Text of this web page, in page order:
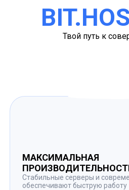
Твой путь к
МАКСИМАЛЬНАЯ
Стабильные серверы и
обеспечивают быструю работу